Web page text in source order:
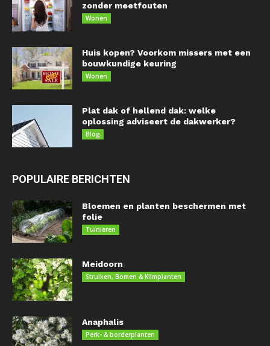
zonder meetfouten
Wonen
Huis kopen? Voorkom missers met een
bouwkundige keuring
Wonen
Plat dak of hellend dak: welke
oplossing adviseert de dakwerker?
Blog
POPULAIRE BERICHTEN
Bloemen en planten beschermen met
folie
Tuinieren
Meidoorn
Struiken, Bomen & Klimplanten
Anaphalis
Perk- & borderplanten